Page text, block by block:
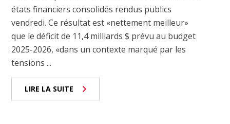
états financiers consolidés rendus publics
vendredi. Ce résultat est «nettement meilleur»
que le déficit de 11,4 milliards $ prévu au budget
2025-2026, «dans un contexte marqué par les
tensions ...
LIRE LA SUITE